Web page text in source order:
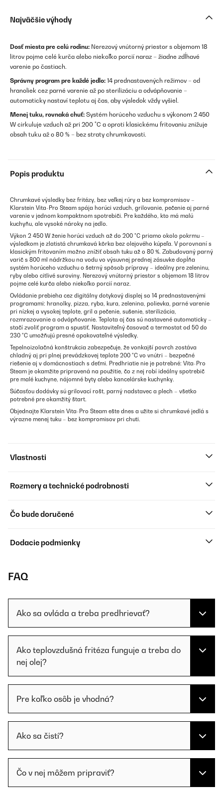
Najväčšie výhody
Dosť miesta pre celú rodinu: Nerezový vnútorný priestor s objemom 18
litrov pojme celé kurča alebo niekoľko porcií naraz – žiadne zdĺhavé
varenie po častiach.
Správny program pre každé jedlo: 14 prednastavených režimov – od
hranoliek cez parné varenie až po sterilizáciu a odvápňovanie –
automaticky nastaví teplotu aj čas, aby výsledok vždy vyšiel.
Menej tuku, rovnaká chuť: Systém horúceho vzduchu s výkonom 2 450
W cirkuluje vzduch až pri 200 °C a oproti klasickému fritovaniu znižuje
obsah tuku až o 80 % – bez straty chrumkavosti.
Popis produktu
Chrumkavé výsledky bez fritézy, bez veľkej rúry a bez kompromisov –
Klarstein Vita-Pro Steam spája horúci vzduch, grilovanie, pečenie aj parné
varenie v jednom kompaktnom spotrebiči. Pre každého, kto má malú
kuchyňu, ale vysoké nároky na jedlo.
Výkon 2 450 W ženie horúci vzduch až do 200 °C priamo okolo pokrmu –
výsledkom je zlatistá chrumkavá kôrka bez olejového kúpeľa. V porovnaní s
klasickým fritovaním možno znížiť obsah tuku až o 80 %. Zabudovaný parný
varič s 800 ml nádržkou na vodu vo výsuvnej prednej zásuvke dopĺňa
systém horúceho vzduchu o šetrný spôsob prípravy – ideálny pre zeleninu,
ryby alebo citlivé suroviny. Nerezový vnútorný priestor s objemom 18 litrov
pojme celé kurča alebo niekoľko porcií naraz.
Ovládanie prebieha cez digitálny dotykový displej so 14 prednastavenými
programami: hranolky, pizza, ryba, kura, zelenina, polievka, parné varenie
pri nízkej a vysokej teplote, gril a pečenie, sušenie, sterilizácia,
rozmrazovanie a odvápňovanie. Teplota aj čas sú nastavené automaticky –
stačí zvoliť program a spustiť. Nastaviteľný časovač a termostat od 50 do
230 °C umožňujú presné opakovateľné výsledky.
Tepelnoizolačná konštrukcia zabezpečuje, že vonkajší povrch zostáva
chladný aj pri plnej prevádzkovej teplote 200 °C vo vnútri – bezpečné
riešenie aj v domácnostiach s deťmi. Predhriatie nie je potrebné: Vita-Pro
Steam je okamžite pripravená na použitie, čo z nej robí ideálny spotrebič
pre malé kuchyne, nájomné byty alebo kancelárske kuchynky.
Súčasťou dodávky sú grilovací rošt, parný nadstavec a plech – všetko
potrebné pre okamžitý štart.
Objednajte Klarstein Vita-Pro Steam ešte dnes a užite si chrumkavé jedlá s
výrazne menej tuku – bez kompromisov pri chuti.
Vlastnosti
Rozmery a technické podrobnosti
Čo bude doručené
Dodacie podmienky
FAQ
Ako sa ovláda a treba predhrievať?
Ako teplovzdušná fritéza funguje a treba do
nej olej?
Pre koľko osôb je vhodná?
Ako sa čistí?
Čo v nej môžem pripraviť?